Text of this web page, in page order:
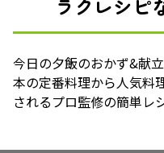
ラクレシピ
今日の夕飯のおかず&献
本の定番料理から人気料
されるプロ監修の簡単レ